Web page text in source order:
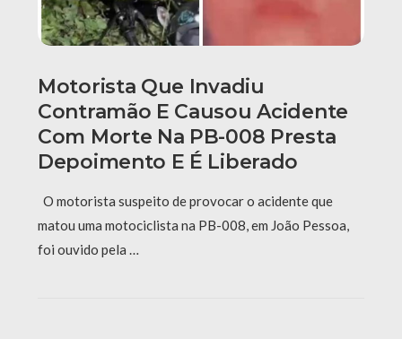
Motorista Que Invadiu
Contramão E Causou Acidente
Com Morte Na PB-008 Presta
Depoimento E É Liberado
O motorista suspeito de provocar o acidente que
matou uma motociclista na PB-008, em João Pessoa,
foi ouvido pela …